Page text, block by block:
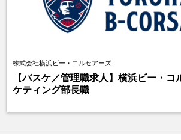
株式会社横浜ビー・コルセアーズ
【バスケ／管理職求人】横浜ビー・
ケティング部長職